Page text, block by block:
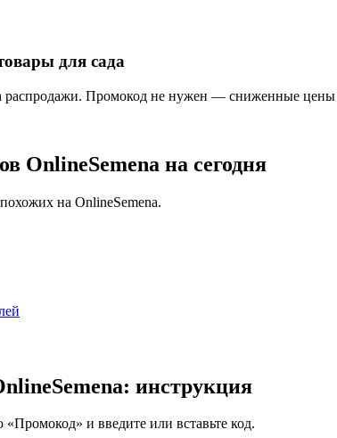
для сада
распродажи. Промокод не нужен — сниженные цены
OnlineSemena на сегодня
на OnlineSemena.
инструкция
и введите или вставьте код.